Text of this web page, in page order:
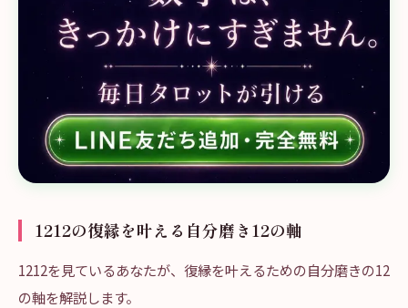
1212の復縁を叶える自分磨き12の軸
1212を見ているあなたが、復縁を叶えるための自分磨きの12
の軸を解説します。